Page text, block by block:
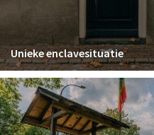
Unieke enclavesituatie